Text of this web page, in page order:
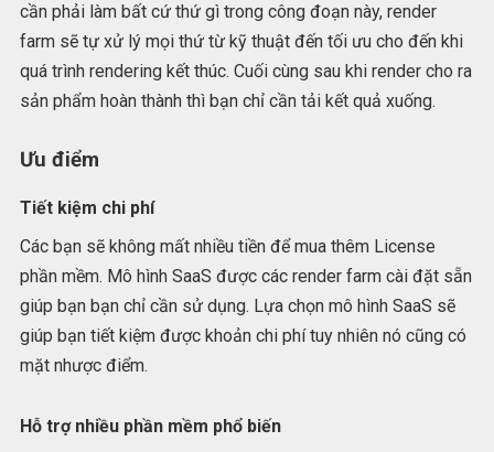
cần phải làm bất cứ thứ gì trong công đoạn này, render
farm sẽ tự xử lý mọi thứ từ kỹ thuật đến tối ưu cho đến khi
quá trình rendering kết thúc. Cuối cùng sau khi render cho ra
sản phẩm hoàn thành thì bạn chỉ cần tải kết quả xuống.
Ưu điểm
Tiết kiệm chi phí
Các bạn sẽ không mất nhiều tiền để mua thêm License
phần mềm. Mô hình SaaS được các render farm cài đặt sẵn
giúp bạn bạn chỉ cần sử dụng. Lựa chọn mô hình SaaS sẽ
giúp bạn tiết kiệm được khoản chi phí tuy nhiên nó cũng có
mặt nhược điểm.
Hỗ trợ nhiều phần mềm phổ biến